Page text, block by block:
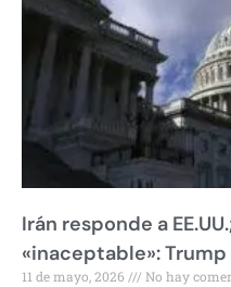
Irán responde a
«inaceptable»: Trump
11 de mayo, 2026 No hay